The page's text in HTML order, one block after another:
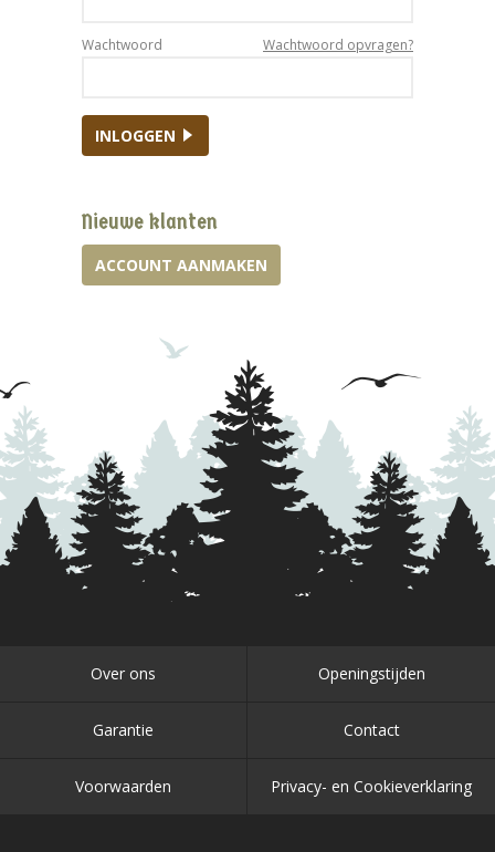
Wachtwoord Wachtwoord opvragen?
INLOGGEN
Nieuwe klanten
ACCOUNT AANMAKEN
Over ons Openingstijden
Garantie Contact
Voorwaarden Privacy- en Cookieverklaring